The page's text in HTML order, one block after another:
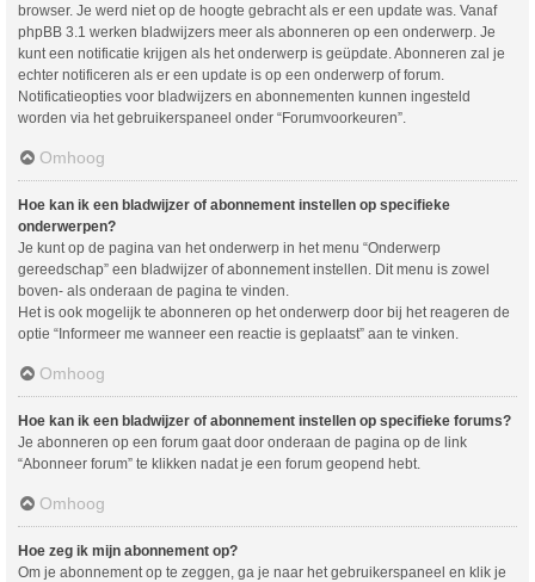
browser. Je werd niet op de hoogte gebracht als er een update was. Vanaf
phpBB 3.1 werken bladwijzers meer als abonneren op een onderwerp. Je
kunt een notificatie krijgen als het onderwerp is geüpdate. Abonneren zal je
echter notificeren als er een update is op een onderwerp of forum.
Notificatieopties voor bladwijzers en abonnementen kunnen ingesteld
worden via het gebruikerspaneel onder “Forumvoorkeuren”.
Omhoog
Hoe kan ik een bladwijzer of abonnement instellen op specifieke
onderwerpen?
Je kunt op de pagina van het onderwerp in het menu “Onderwerp
gereedschap” een bladwijzer of abonnement instellen. Dit menu is zowel
boven- als onderaan de pagina te vinden.
Het is ook mogelijk te abonneren op het onderwerp door bij het reageren de
optie “Informeer me wanneer een reactie is geplaatst” aan te vinken.
Omhoog
Hoe kan ik een bladwijzer of abonnement instellen op specifieke forums?
Je abonneren op een forum gaat door onderaan de pagina op de link
“Abonneer forum” te klikken nadat je een forum geopend hebt.
Omhoog
Hoe zeg ik mijn abonnement op?
Om je abonnement op te zeggen, ga je naar het gebruikerspaneel en klik je